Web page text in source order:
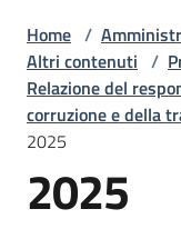
d'Argile
Amministrazione
Menu selezionato
Novità
Home /
Altri contenuti /
Relazione del
corruzione e della
2025
2025